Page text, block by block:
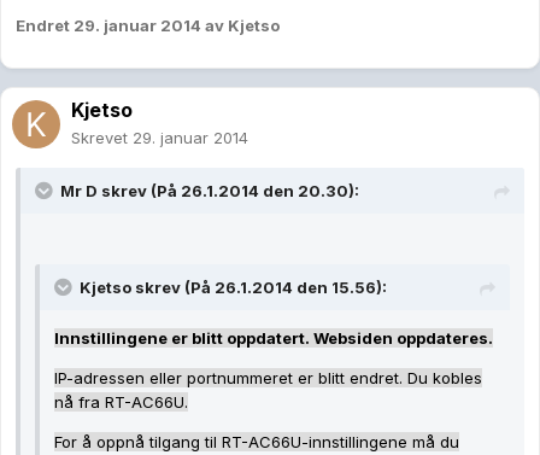
Endret 29. januar 2014 av Kjetso
Kjetso
Skrevet 29. januar 2014
Mr D skrev (På 26.1.2014 den 20.30):
Kjetso skrev (På 26.1.2014 den 15.56):
Innstillingene er blitt oppdatert. Websiden oppdateres.
IP-adressen eller portnummeret er blitt endret. Du kobles
nå fra RT-AC66U.
For å oppnå tilgang til RT-AC66U-innstillingene må du